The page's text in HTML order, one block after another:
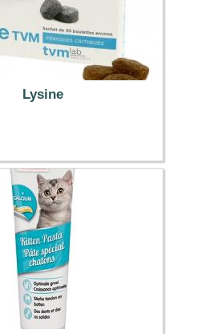
Lysine
11.69 €